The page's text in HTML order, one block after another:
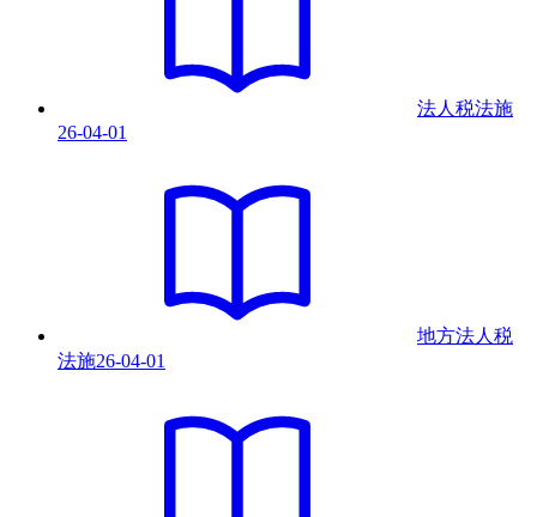
法人税法施
26-04-01
地方法人税
法施26-04-01